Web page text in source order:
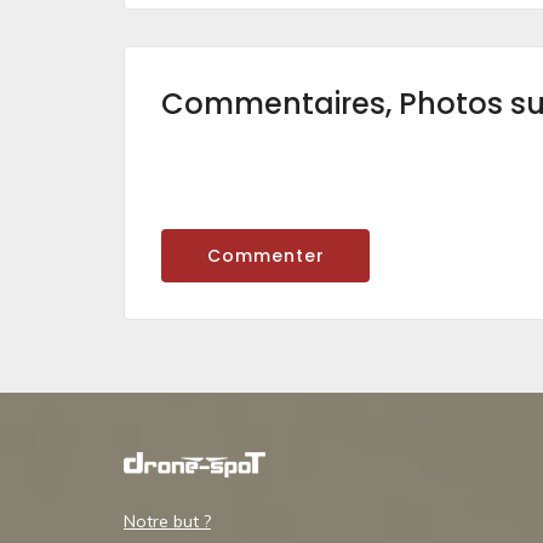
Commentaires, Photos
Commenter
Notre but ?